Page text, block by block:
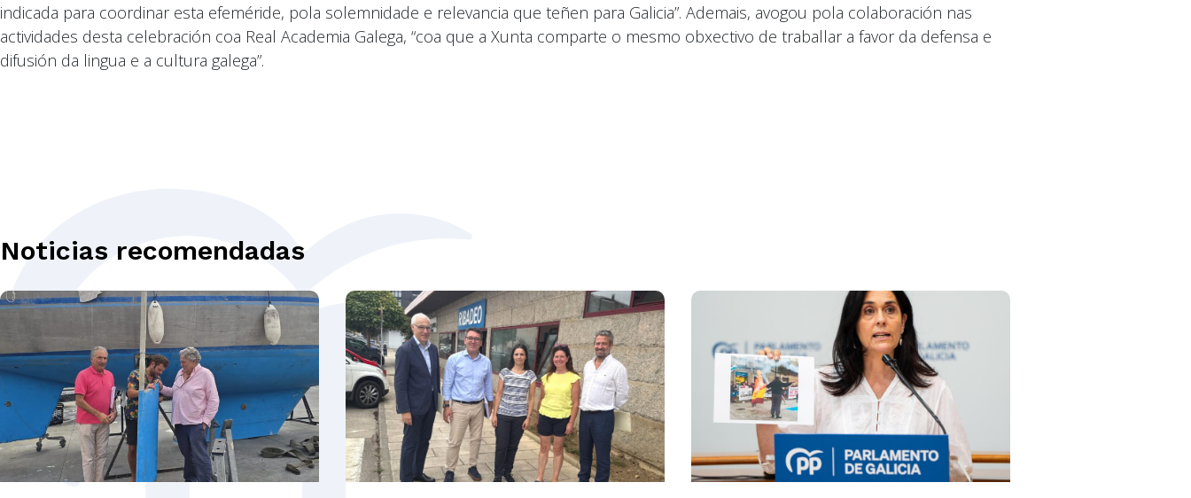
indicada para coordinar esta efeméride, pola solemnidade e relevancia que teñen para Galicia”. Ademais, avogou pola colaboración nas
actividades desta celebración coa Real Academia Galega, “coa que a Xunta comparte o mesmo obxectivo de traballar a favor da defensa e
difusión da lingua e a cultura galega”.
Noticias recomendadas